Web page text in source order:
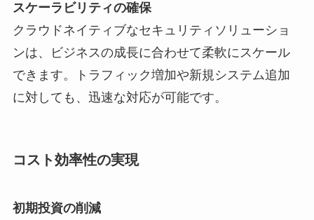
スケーラビリティの確保
クラウドネイティブなセキュリティソリューショ
ンは、ビジネスの成長に合わせて柔軟にスケール
できます。トラフィック増加や新規システム追加
に対しても、迅速な対応が可能です。
コスト効率性の実現
初期投資の削減